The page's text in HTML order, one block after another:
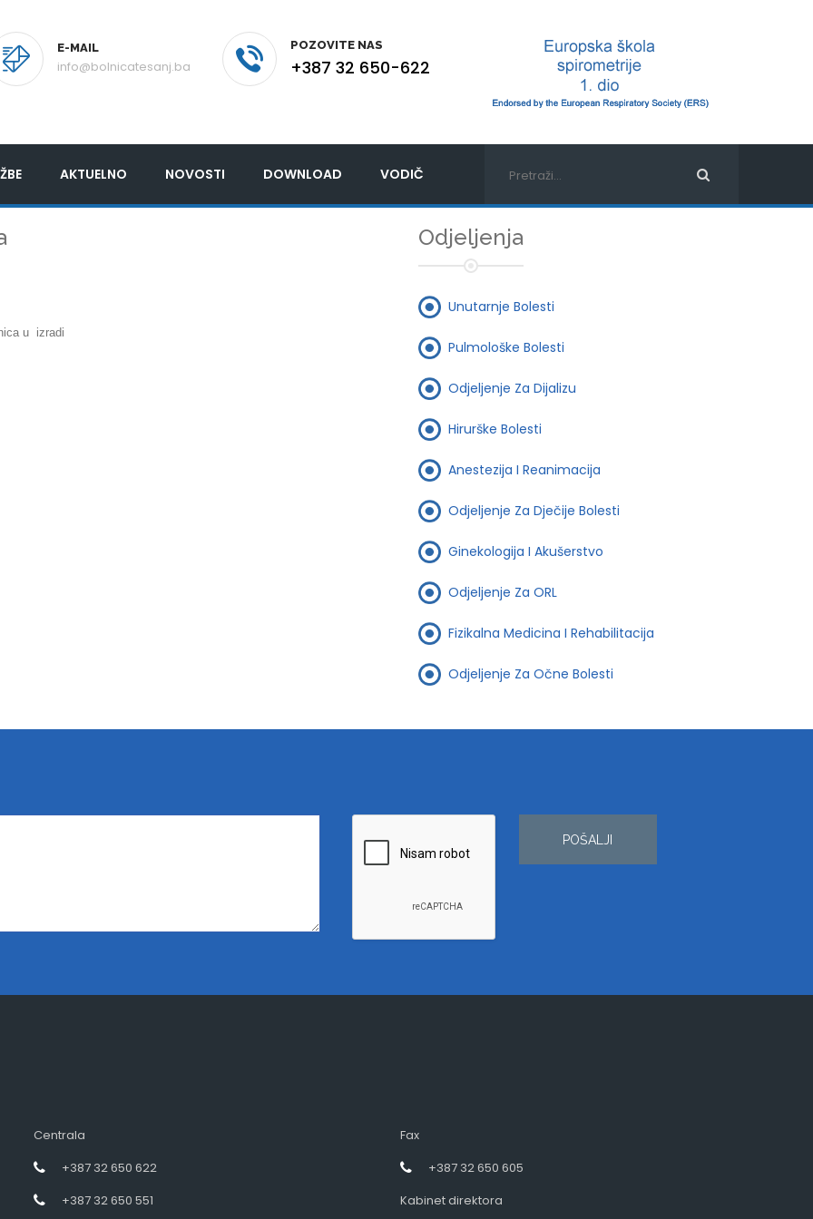
E-MAIL
info@bolnicatesanj.ba
POZOVITE NAS
+387 32 650-622
AKTUELNO NOVOSTI DOWNLOAD VODIČ
u izradi
Odjeljenja
Unutarnje Bolesti
Pulmološke Bolesti
Odjeljenje Za Dijalizu
Hirurške Bolesti
Anestezija I Reanimacija
Odjeljenje Za Dječije Bolesti
Ginekologija I Akušerstvo
Odjeljenje Za ORL
Fizikalna Medicina I Rehabilitacija
Odjeljenje Za Očne Bolesti
POŠALJI
Centrala
+387 32 650 622
+387 32 650 551
Fax
+387 32 650 605
Kabinet direktora